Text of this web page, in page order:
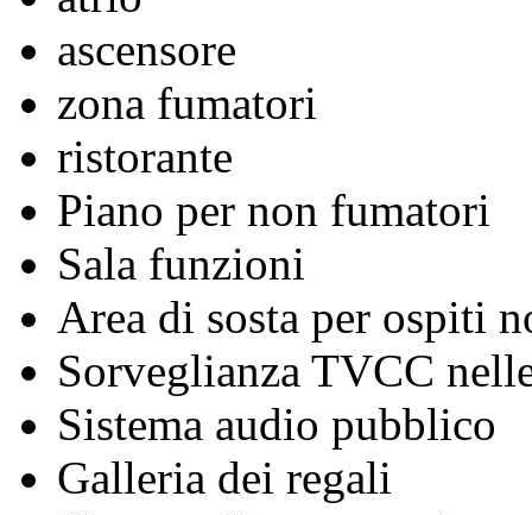
ascensore
zona fumatori
ristorante
Piano per non fumatori
Sala funzioni
Area di sosta per ospiti
Sorveglianza TVCC
Sistema audio pubblico
Galleria dei regali